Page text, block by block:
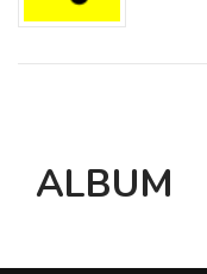
ALBUM